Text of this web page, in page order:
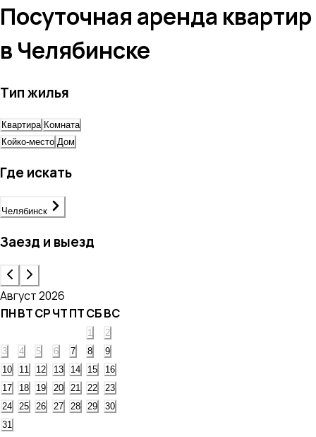
Посуточная аренда квартир
в Челябинске
Тип жилья
Квартира Комната
Койко-место Дом
Где искать
Челябинск
Заезд и выезд
Август 2026
ПНВТСРЧТПТСБВС
1
2
3
4 5 6 7 8
9
10
11 12 13 14 15
16
17
18 19 20 21 22
23
24
25 26 27 28 29
30
31